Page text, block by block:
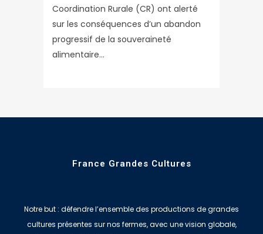
Coordination Rurale (CR) ont alerté
sur les conséquences d’un abandon
progressif de la souveraineté
alimentaire...
France Grandes Cultures
Notre but : défendre l’ensemble des productions de grandes
cultures présentes sur nos fermes, avec une vision globale,